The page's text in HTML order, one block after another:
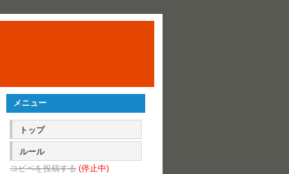
メニュー
トップ
ルール
コピペを投稿する (停止中)